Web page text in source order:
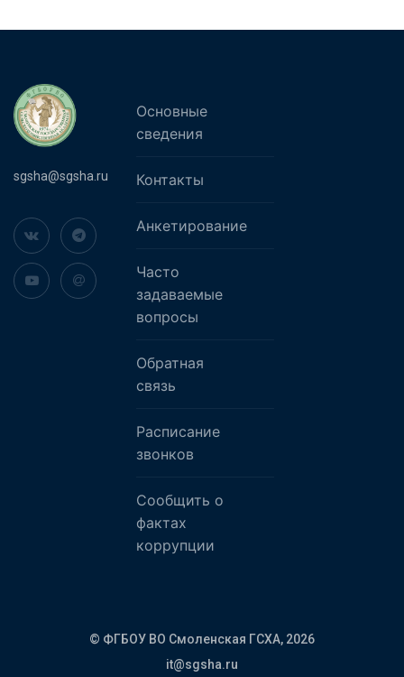
sgsha@sgsha.ru
Основные
сведения
Контакты
Анкетирование
Часто
задаваемые
вопросы
Обратная
связь
Расписание
звонков
Сообщить о
фактах
коррупции
© ФГБОУ ВО Смоленская ГСХА, 2026
it@sgsha.ru